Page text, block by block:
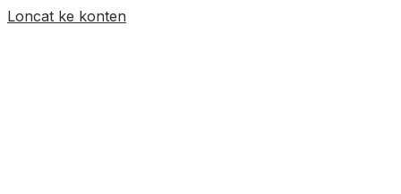
Loncat ke konten